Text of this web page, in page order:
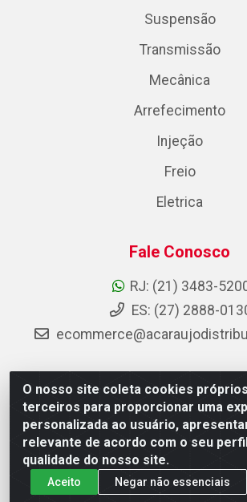
O nosso site coleta cookies
terceiros para proporcionar uma
personalizada ao usuário,
relevante de acordo com o seu
qualidade do nosso site.
Aceito
Negar não essenciais
Suspensão
Transmissão
Mecânica
Arrefecimento
Injeção
Freio
Eletrica
Fale Conosco
RJ: (21) 3483-
ES: (27) 2888-
AC Araujo Distribuidora - Rua Carneiro
São Cristóvão, Rio de Janeiro/RJ - CEP
CNPJ 08.744.753/0003-85